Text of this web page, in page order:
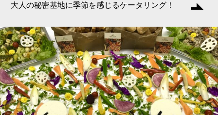
大人の秘密基地に季節を感じるケータリング！